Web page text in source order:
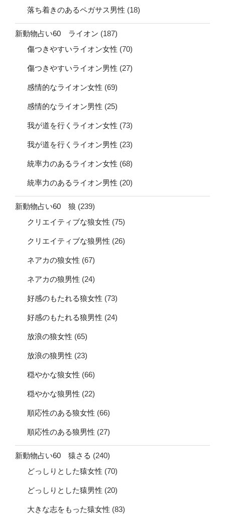
落ち着きのあるペガサス男性 (18)
新動物占い60 ライオン (187)
傷つきやすいライオン女性 (70)
傷つきやすいライオン男性 (27)
感情的なライオン女性 (69)
感情的なライオン男性 (25)
我が道を行くライオン女性 (73)
我が道を行くライオン男性 (23)
統率力のあるライオン女性 (68)
統率力のあるライオン男性 (20)
新動物占い60 狼 (239)
クリエイティブな狼女性 (75)
クリエイティブな狼男性 (26)
ネアカの狼女性 (67)
ネアカの狼男性 (24)
好感のもたれる狼女性 (73)
好感のもたれる狼男性 (24)
放浪の狼女性 (65)
放浪の狼男性 (23)
穏やかな狼女性 (66)
穏やかな狼男性 (22)
順応性のある狼女性 (66)
順応性のある狼男性 (27)
新動物占い60 猿さる (240)
どっしりとした猿女性 (70)
どっしりとした猿男性 (20)
大きな志をもった猿女性 (83)